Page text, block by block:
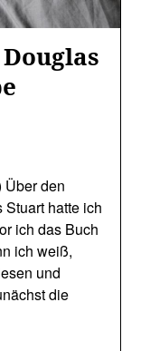
Über den
Stuart hatte ich
ich das Buch
ich weiß,
und
die